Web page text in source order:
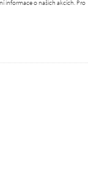
informace o našich akcích. Pro